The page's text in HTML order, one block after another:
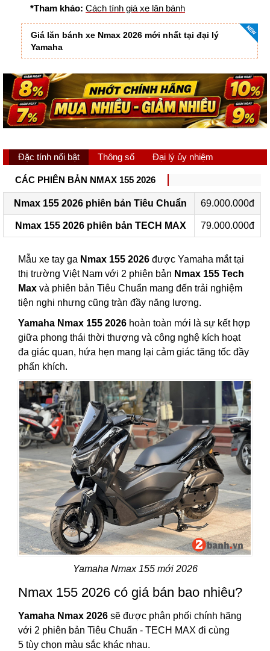
*Tham khảo: Cách tính giá xe lăn bánh
Giá lăn bánh xe Nmax 2026 mới nhất tại đại lý
Yamaha
Đặc tính nổi bật Thông số Đại lý ủy nhiệm
CÁC PHIÊN BẢN NMAX 155 2026
Nmax 155 2026 phiên bản Tiêu Chuẩn 69.000.000đ
Nmax 155 2026 phiên bản TECH MAX 79.000.000đ
Mẫu xe tay ga Nmax 155 2026 được Yamaha mắt tại
thị trường Việt Nam với 2 phiên bản Nmax 155 Tech
Max và phiên bản Tiêu Chuẩn mang đến trải nghiệm
tiện nghi nhưng cũng tràn đầy năng lượng.
Yamaha Nmax 155 2026 hoàn toàn mới là sự kết hợp
giữa phong thái thời thượng và công nghệ kích hoạt
đa giác quan, hứa hẹn mang lại cảm giác tăng tốc đầy
phấn khích.
Yamaha Nmax 155 mới 2026
Nmax 155 2026 có giá bán bao nhiêu?
Yamaha Nmax 2026 sẽ được phân phối chính hãng
với 2 phiên bản Tiêu Chuẩn - TECH MAX đi cùng
5 tùy chọn màu sắc khác nhau.